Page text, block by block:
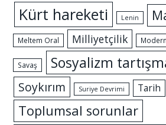
Kürt hareketi Lenin
Meltem Oral Milliyetçilik
Savaş Sosyalizm
Soykırım Suriye Devrimi Tarih
Toplumsal sorunlar